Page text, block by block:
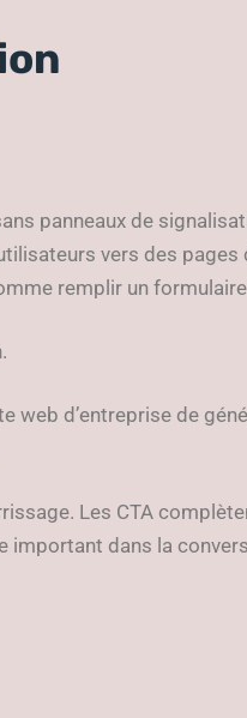
panneaux de
vers des
remplir un
web d’entreprise de
Les CTA
important dans la